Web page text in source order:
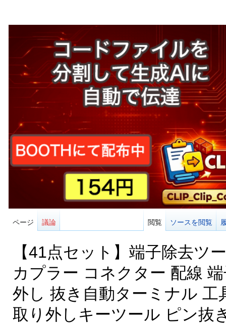
ページ 議論 閲覧 ソースを閲覧
【41点セット】端子除去ツ
カプラー コネクター 配線
外し 抜き自動ターミナル 工
取り外しキーツール ピン抜